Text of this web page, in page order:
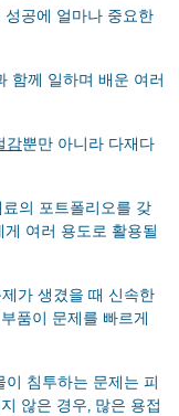
공에 얼마나 중요한
함께 일하며 배운 여러
감뿐만 아니라 다재다
의 포트폴리오를 갖
여러 용도로 활용될
가 생겼을 때 신속한
품이 문제를 빠르게
침투하는 문제는 피
않은 경우, 많은 용접